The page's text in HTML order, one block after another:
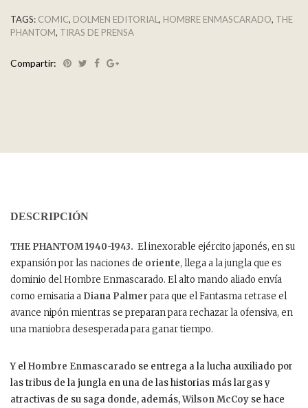
TAGS: COMIC, DOLMEN EDITORIAL , HOMBRE ENMASCARADO, THE
PHANTOM, TIRAS DE PRENSA
Compartir:
DESCRIPCIÓN
THE PHANTOM 1940-1943. El inexorable ejército japonés, en su
expansión por las naciones de oriente, llega a la jungla que es
dominio del Hombre Enmascarado. El alto mando aliado envía
como emisaria a Diana Palmerpara que el Fantasma retrase el
avance nipón mientras se preparan para rechazar la ofensiva, en
una maniobra desesperada para ganar tiempo.
Y elHombre Enmascarado se entrega a la lucha auxiliado por
las tribus de la jungla en una de las historias más largas y
atractivas de su saga donde, además,Wilson McCoy se hace